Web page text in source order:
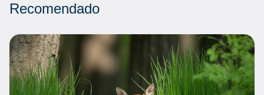
Recomendado